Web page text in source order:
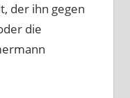
der ihn gegen
die